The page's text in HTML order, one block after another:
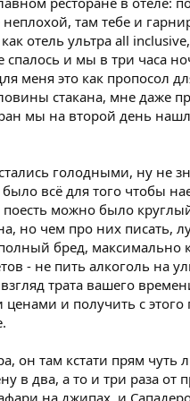
там тебе и
отель ультра all
и мы в три часа
меня это как пропосол
стакана, мне даже
мы на второй день
голодными, ну не
всё для того чтобы
поесть можно было
но чем про них писать,
бред, максимально
- не пить алкоголь на
трата вашего
и получить с
он там кстати прям
в два, а то и три раза
на джипах, и